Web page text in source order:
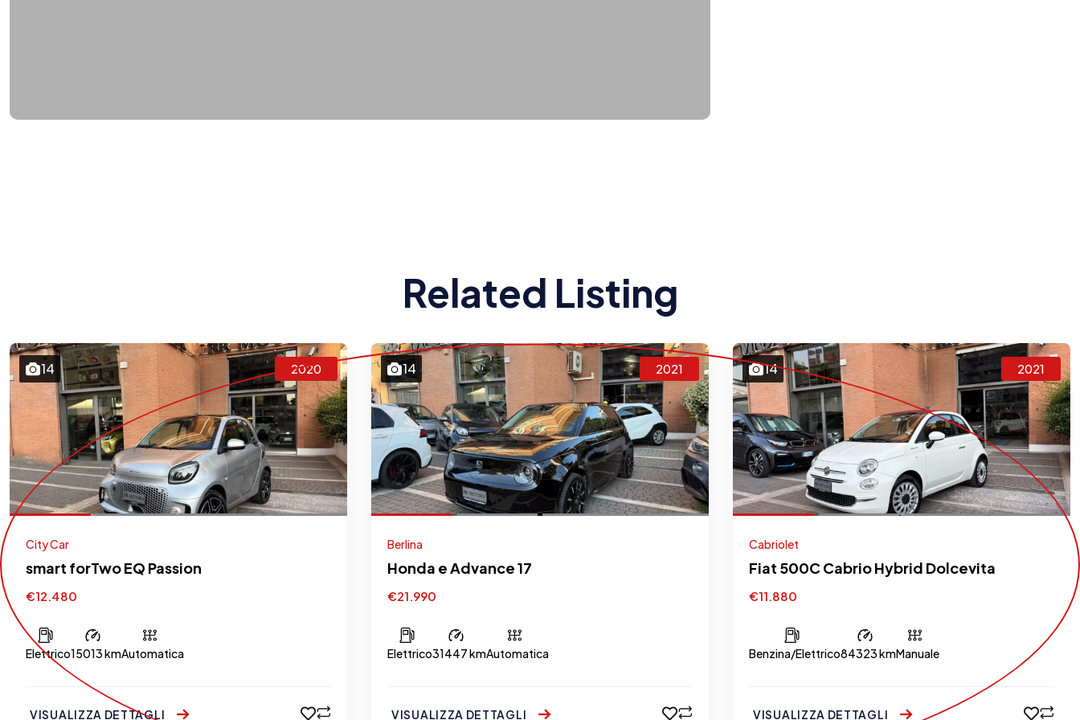
Related Listing
14 2020
City Car
smart forTwo EQ Passion
€12.480
Elettrico15013 kmAutomatica
VISUALIZZA DETTAGLI
14 2021
Berlina
Honda e Advance 17
€21.990
Elettrico31447 kmAutomatica
VISUALIZZA DETTAGLI
14 2021
Cabriolet
Fiat 500C Cabrio Hybrid Dolcevita
€11.880
Benzina/Elettrico84323 kmManuale
VISUALIZZA DETTAGLI